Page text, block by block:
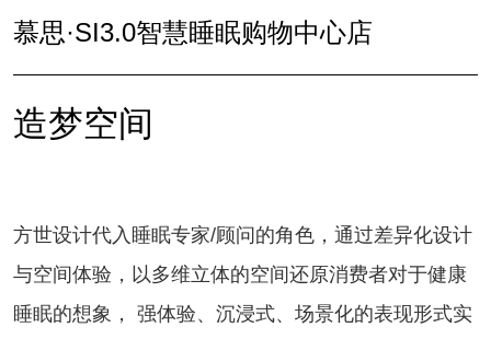
首页
慕思·SI3.0智慧睡眠购物中心店
造梦空间
方世设计代入睡眠专家/顾问的角色，通过差异化设计
与空间体验，以多维立体的空间还原消费者对于健康
睡眠的想象， 强体验、沉浸式、场景化的表现形式实